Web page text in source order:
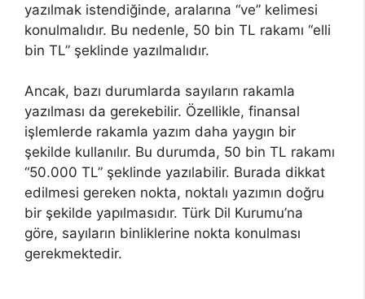
yazılmak istendiğinde, aralarına “ve” kelimesi
konulmalıdır. Bu nedenle, 50 bin TL rakamı “elli
bin TL” şeklinde yazılmalıdır.
Ancak, bazı durumlarda sayıların rakamla
yazılması da gerekebilir. Özellikle, finansal
işlemlerde rakamla yazım daha yaygın bir
şekilde kullanılır. Bu durumda, 50 bin TL rakamı
“50.000 TL” şeklinde yazılabilir. Burada dikkat
edilmesi gereken nokta, noktalı yazımın doğru
bir şekilde yapılmasıdır. Türk Dil Kurumu’na
göre, sayıların binliklerine nokta konulması
gerekmektedir.